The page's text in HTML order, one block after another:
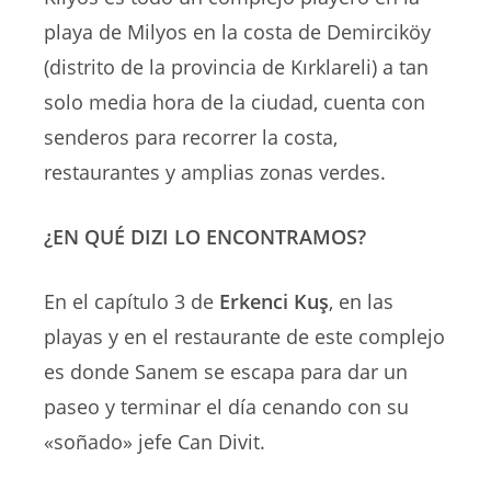
playa de Milyos en la costa de Demirciköy
(distrito de la provincia de Kırklareli) a tan
solo media hora de la ciudad, cuenta con
senderos para recorrer la costa,
restaurantes y amplias zonas verdes.
¿EN QUÉ DIZI LO ENCONTRAMOS?
En el capítulo 3 de Erkenci Kuş, en las
playas y en el restaurante de este complejo
es donde Sanem se escapa para dar un
paseo y terminar el día cenando con su
«soñado» jefe Can Divit.